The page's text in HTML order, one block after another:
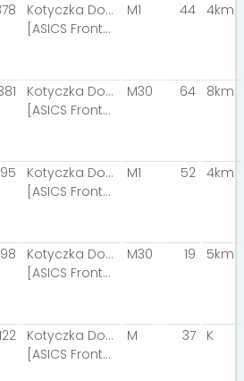
Kotyczka Dominik
[ASICS FrontRunner Poland]
M1 44 4km
Kotyczka Dominik
[ASICS FrontRunner Poland]
M30 64 8km
Kotyczka Dominik
[ASICS FrontRunner Poland]
M1 52 4km
Kotyczka Dominik
[ASICS FrontRunner Poland]
M30 19 5km
Kotyczka Dominik
[ASICS FrontRunner Poland]
M 37 K